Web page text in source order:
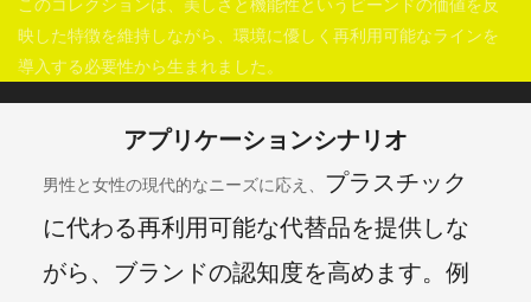
このコレクションは、美しさと機能性というビーンドの価値を反
映した特徴を維持しながら、環境に優しく再利用可能なラインを
導入する必要性から生まれました。
アプリケーションシナリオ
男性と女性の現代的なニーズに応え、 プラスチック
に代わる再利用可能な代替品を提供しな
がら、ブランドの認知度を高めます。例